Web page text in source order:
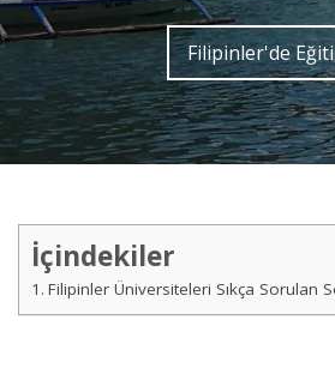
Filipinler'de
İçindekiler
Filipinler Üniversiteleri Sıkça Sorulan